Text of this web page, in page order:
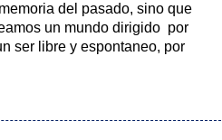
del pasado, sino que
un mundo dirigido por
ser libre y espontaneo, por